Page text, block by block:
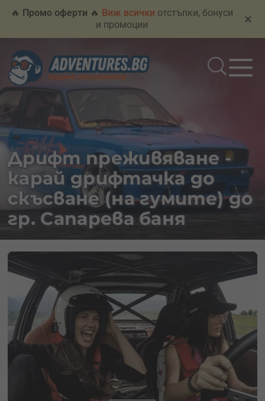
🔥 Промо оферти 🔥 Виж всички отстъпки, бонуси
и промоции
×
Дрифт преживяване -
карай дрифтачка до
скъсване (на гумите) до
гр. Сапарева баня